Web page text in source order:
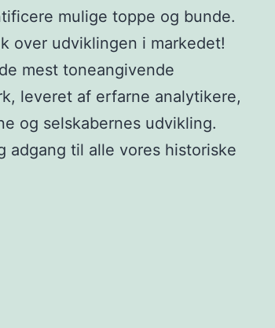
mulige toppe og bunde.
over udviklingen i markedet!
mest toneangivende
leveret af erfarne analytikere,
og selskabernes udvikling.
adgang til alle vores historiske